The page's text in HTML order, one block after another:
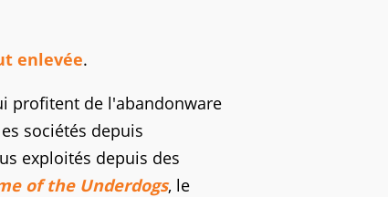
enlevée.
profitent de l'abandonware
sociétés depuis
exploités depuis des
of the Underdogs, le